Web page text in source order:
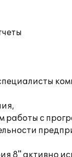
работы с
8" активно